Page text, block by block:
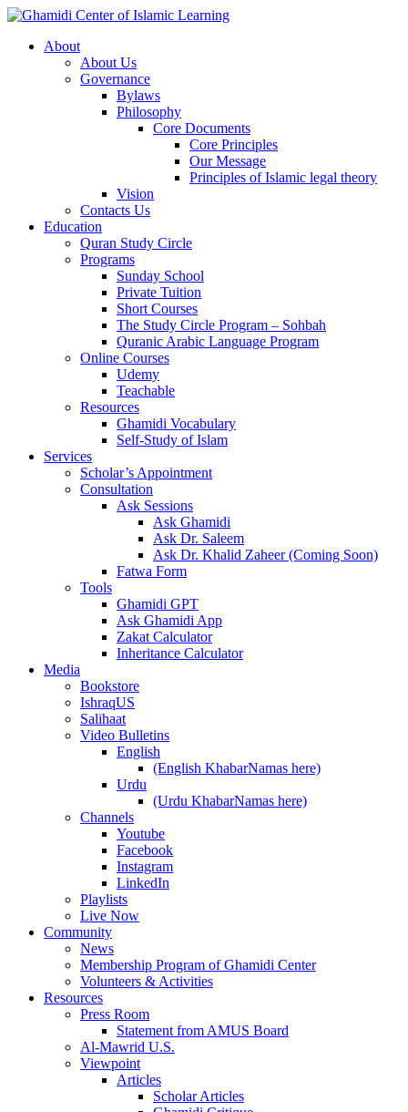
About
About Us
Governance
Bylaws
Philosophy
Core Documents
Core Principles
Our Message
Principles of Islamic legal theory
Vision
Contacts Us
Education
Quran Study Circle
Programs
Sunday School
Private Tuition
Short Courses
The Study Circle Program – Sohbah
Quranic Arabic Language Program
Online Courses
Udemy
Teachable
Resources
Ghamidi Vocabulary
Self-Study of Islam
Services
Scholar’s Appointment
Consultation
Ask Sessions
Ask Ghamidi
Ask Dr. Saleem
Ask Dr. Khalid Zaheer (Coming Soon)
Fatwa Form
Tools
Ghamidi GPT
Ask Ghamidi App
Zakat Calculator
Inheritance Calculator
Media
Bookstore
IshraqUS
Salihaat
Video Bulletins
English
(English KhabarNamas here)
Urdu
(Urdu KhabarNamas here)
Channels
Youtube
Facebook
Instagram
LinkedIn
Playlists
Live Now
Community
News
Membership Program of Ghamidi Center
Volunteers & Activities
Resources
Press Room
Statement from AMUS Board
Al-Mawrid U.S.
Viewpoint
Articles
Scholar Articles